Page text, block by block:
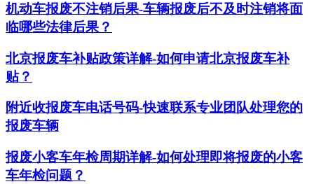
机动车报废不注销后果-车辆报废后不及时注销将面
临哪些法律后果？
北京报废车补贴政策详解-如何申请北京报废车补
贴？
附近收报废车电话号码-快速联系专业团队处理您的
报废车辆
报废小客车年检周期详解-如何处理即将报废的小客
车年检问题？